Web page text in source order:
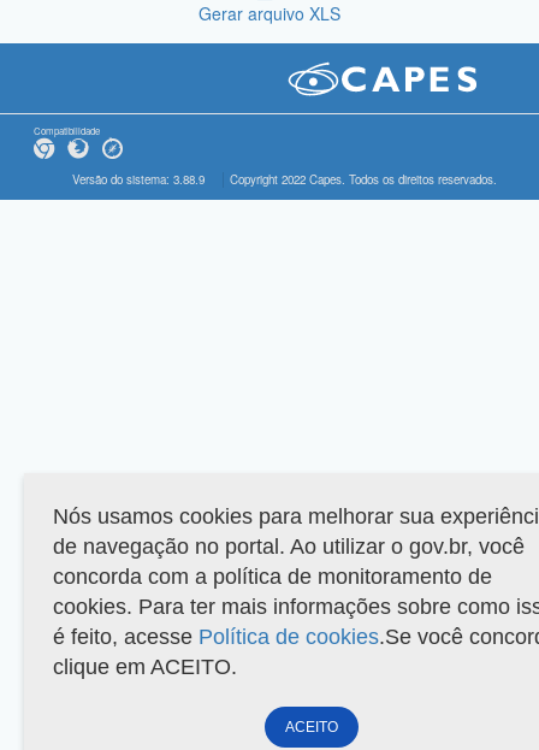
Gerar arquivo XLS
Compatibilidade
Versão do sistema: 3.88.9 Copyright 2022 Capes. Todos os direitos reservados.
Nós usamos cookies para melhorar sua
de navegação no portal. Ao utilizar o gov.br, você
concorda com a política de monitoramento de
cookies. Para ter mais informações sobre como
é feito, acesse Política de cookies.Se você
clique em ACEITO.
ACEITO